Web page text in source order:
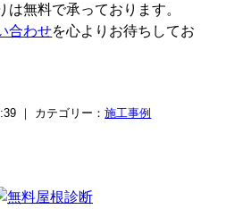
は無料で承っております。
合わせを心よりお待ちしてお
｜ カテゴリー：施工事例